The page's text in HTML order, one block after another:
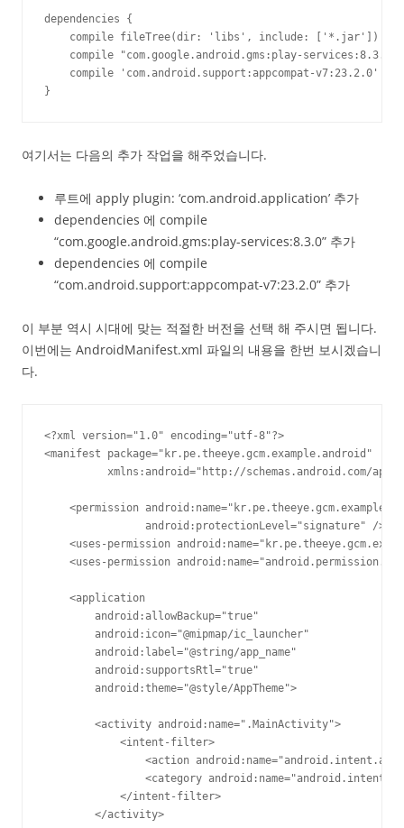
dependencies {
    compile fileTree(dir: 'libs', include: ['*.jar'])
    compile "com.google.android.gms:play-services:8.3.0"
    compile 'com.android.support:appcompat-v7:23.2.0'
}
여기서는 다음의 추가 작업을 해주었습니다.
루트에 apply plugin: ‘com.android.application’ 추가
dependencies 에 compile
“com.google.android.gms:play-services:8.3.0” 추가
dependencies 에 compile
“com.android.support:appcompat-v7:23.2.0” 추가
이 부분 역시 시대에 맞는 적절한 버전을 선택 해 주시면 됩니다.
이번에는 AndroidManifest.xml 파일의 내용을 한번 보시겠습니
다.
<?xml version="1.0" encoding="utf-8"?>
<manifest package="kr.pe.theeye.gcm.example.android"
xmlns:android="http://schemas.android.com/apk/
<permission
                android:protectionLevel="signature" />
<uses-permission
<uses-permission
    <application
        android:allowBackup="true"
        android:icon="@mipmap/ic_launcher"
        android:label="@string/app_name"
        android:supportsRtl="true"
        android:theme="@style/AppTheme">
        <activity android:name=".MainActivity">
            <intent-filter>
<action
<category
            </intent-filter>
        </activity>